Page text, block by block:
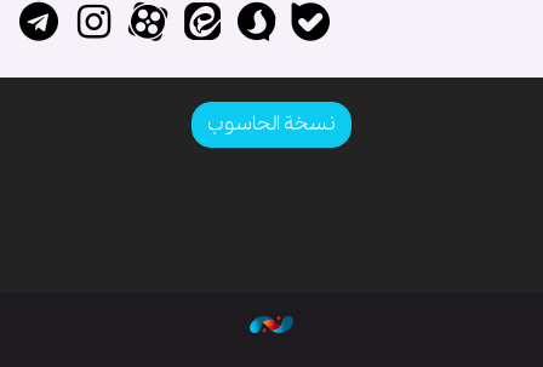
نسخة الحاسوب